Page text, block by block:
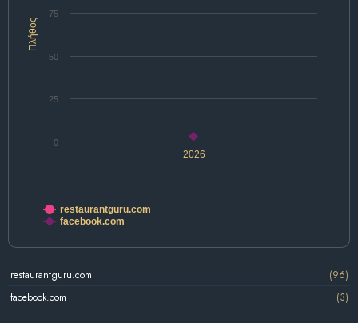
Πλήθος
2026
0
25
50
75
restaurantguru.com
facebook.com
restaurantguru.com
(96)
facebook.com
(3)